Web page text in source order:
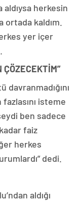
herkesin
ortada kaldım.
yer içer
davranmadığını
fazlasını isteme
ben sadece
faiz
herkes
dedi.
aldığı